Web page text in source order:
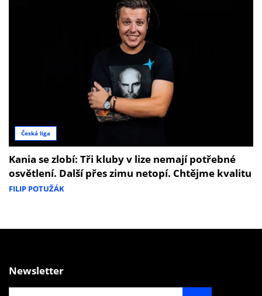
Česká liga
Kania se zlobí: Tři kluby v lize nemají potřebné
osvětlení. Další přes zimu netopí. Chtějme kvalitu
FILIP POTUŽÁK
Newsletter